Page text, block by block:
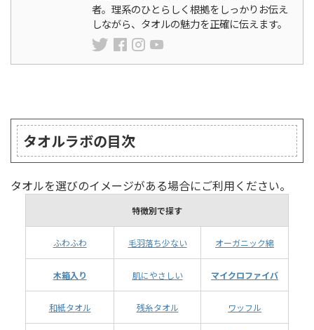
者。理系のひとらしく根拠をしっかりお伝え
しながら、タオルの魅力を正確に伝えます。
タオルラボの目次
タオルを選びのイメージがある場合にご利用ください。
特徴別で探す
ふわふわ 毛羽落ち少ない オーガニック綿
木箱入り 肌にやさしい マイクロファイバ
和紙タオル 残糸タオル ワッフル